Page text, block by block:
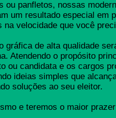
ou panfletos, nossas
um resultado especial em
na velocidade que você
gráfica de alta qualidade
Atendendo o propósito
ou candidata e os cargos
ideias simples que
soluções ao seu eleitor.
e teremos o maior